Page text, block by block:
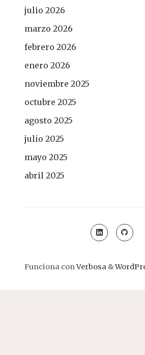
julio 2026
marzo 2026
febrero 2026
enero 2026
noviembre 2025
octubre 2025
agosto 2025
julio 2025
mayo 2025
abril 2025
Funciona conVerbosa &